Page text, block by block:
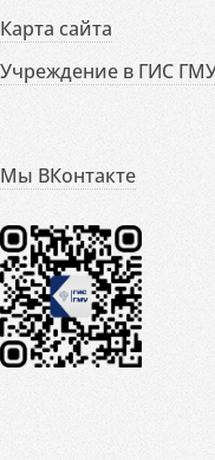
Карта сайта
Учреждение в ГИС
Мы ВКонтакте